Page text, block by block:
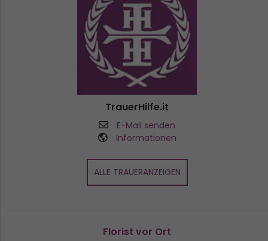
TrauerHilfe.it
E-Mail senden
Informationen
ALLE TRAUERANZEIGEN
Florist vor Ort